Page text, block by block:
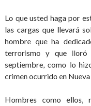
Lo que usted haga por
las cargas que llevará
hombre que ha
terrorismo y que
septiembre, como lo
crimen ocurrido en
Hombres como ellos,